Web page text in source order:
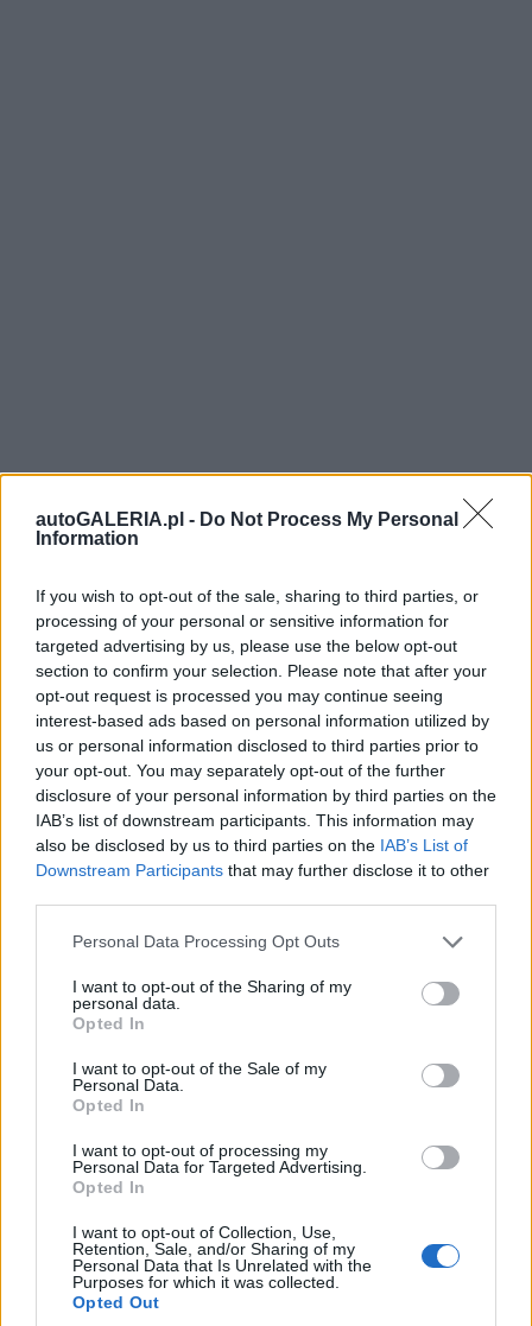
autoGALERIA.pl - Do Not Process My Personal
Information
If you wish to opt-out of the sale, sharing to third parties, or
processing of your personal or sensitive information for
targeted advertising by us, please use the below opt-out
section to confirm your selection. Please note that after your
opt-out request is processed you may continue seeing
interest-based ads based on personal information utilized by
us or personal information disclosed to third parties prior to
your opt-out. You may separately opt-out of the further
disclosure of your personal information by third parties on the
IAB’s list of downstream participants. This information may
also be disclosed by us to third parties on the IAB’s List of
Downstream Participants that may further disclose it to other
Please note that this website/app uses one or more Google
not limited to your visit or usage behaviour. You may click to
grant or deny consent to Google and its third-party tags to
use your data for below specified purposes in below Google
consent section.
Personal Data Processing Opt Outs
I want to opt-out of the Sharing of my
personal data.
Opted In
I want to opt-out of the Sale of my
Personal Data.
Opted In
I want to opt-out of processing my
Personal Data for Targeted Advertising.
Opted In
I want to opt-out of Collection, Use,
Retention, Sale, and/or Sharing of my
Personal Data that Is Unrelated with the
Purposes for which it was collected.
Opted Out